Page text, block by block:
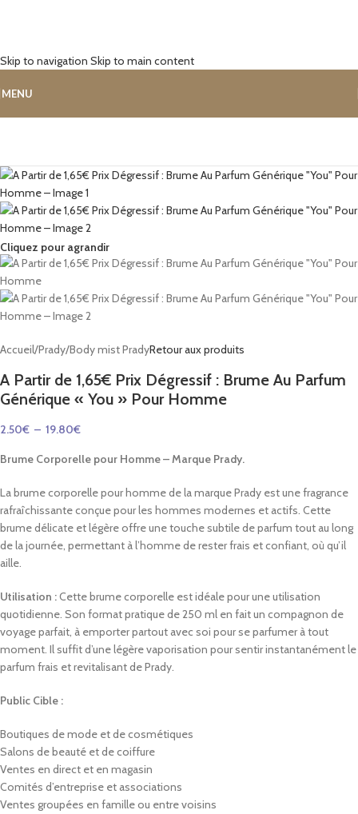
Skip to navigation Skip to main content
MENU
Cliquez pour agrandir
Accueil/Prady/Body mist PradyRetour aux produits
A Partir de 1,65€ Prix Dégressif : Brume Au Parfum
Générique « You » Pour Homme
2.50€ – 19.80€
Brume Corporelle pour Homme – Marque Prady.
La brume corporelle pour homme de la marque Prady est une fragrance
rafraîchissante conçue pour les hommes modernes et actifs. Cette
brume délicate et légère offre une touche subtile de parfum tout au long
de la journée, permettant à l’homme de rester frais et confiant, où qu’il
aille.
Utilisation :Cette brume corporelle est idéale pour une utilisation
quotidienne. Son format pratique de 250 ml en fait un compagnon de
voyage parfait, à emporter partout avec soi pour se parfumer à tout
moment. Il suffit d’une légère vaporisation pour sentir instantanément le
parfum frais et revitalisant de Prady.
Public Cible :
Boutiques de mode et de cosmétiques
Salons de beauté et de coiffure
Ventes en direct et en magasin
Comités d’entreprise et associations
Ventes groupées en famille ou entre voisins